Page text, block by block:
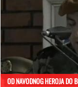
OD NAVODNOG HEROJA DO